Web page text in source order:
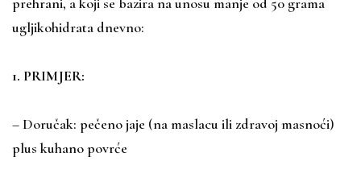
ugljikohidrata dnevno:
1. PRIMJER:
– Doručak: pečeno jaje (na maslacu ili zdravoj masnoći)
plus kuhano povrće